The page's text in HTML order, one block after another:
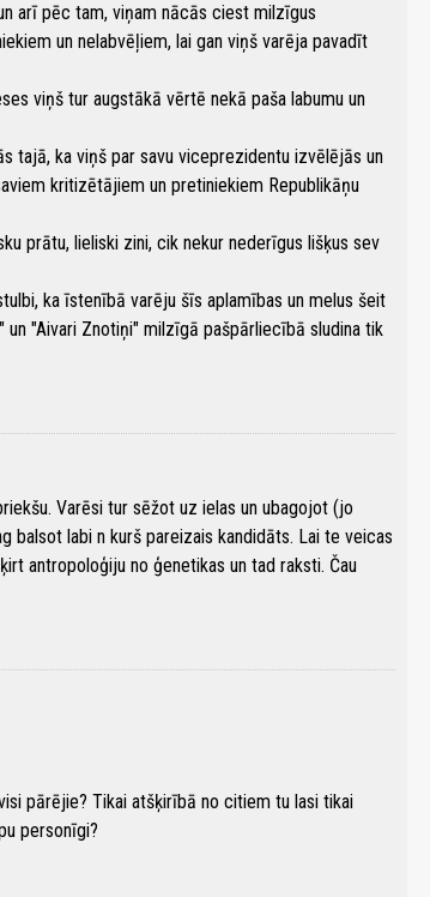
arī pēc tam, viņam nācās ciest milzīgus
un nelabvēļiem, lai gan viņš varēja pavadīt
viņš tur augstākā vērtē nekā paša labumu un
tajā, ka viņš par savu viceprezidentu izvēlējās un
kritizētājiem un pretiniekiem Republikāņu
prātu, lieliski zini, cik nekur nederīgus lišķus sev
ka īstenībā varēju šīs aplamības un melus šeit
"Aivari Znotiņi" milzīgā pašpārliecībā sludina tik
Varēsi tur sēžot uz ielas un ubagojot (jo
labi n kurš pareizais kandidāts. Lai te veicas
antropoloģiju no ģenetikas un tad raksti. Čau
pārējie? Tikai atšķirībā no citiem tu lasi tikai
personīgi?